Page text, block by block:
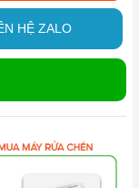
HỆ ZALO